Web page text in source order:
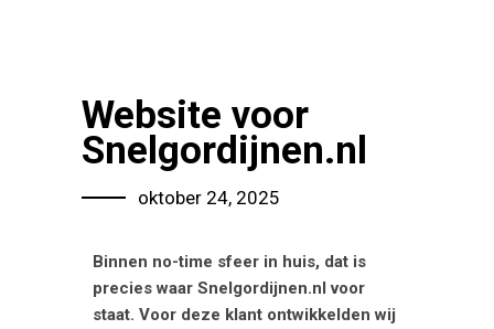
Website voor
Snelgordijnen.nl
oktober 24, 2025
Binnen no-time sfeer in huis, dat is
precies waar Snelgordijnen.nl voor
staat. Voor deze klant ontwikkelden wij